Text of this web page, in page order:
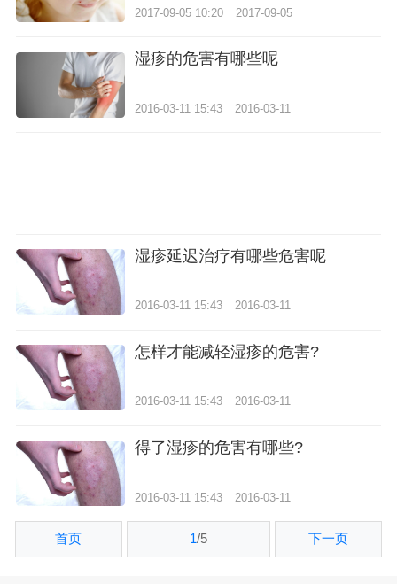
2017-09-05 10:20 2017-09-05
湿疹的危害有哪些呢
2016-03-11 15:43 2016-03-11
湿疹延迟治疗有哪些危害呢
2016-03-11 15:43 2016-03-11
怎样才能减轻湿疹的危害?
2016-03-11 15:43 2016-03-11
得了湿疹的危害有哪些?
2016-03-11 15:43 2016-03-11
首页 1/5 下一页